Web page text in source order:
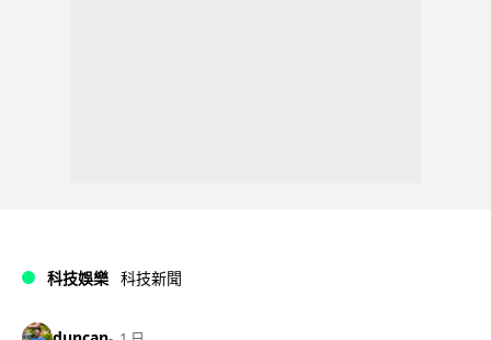
科技娛樂 科技新聞